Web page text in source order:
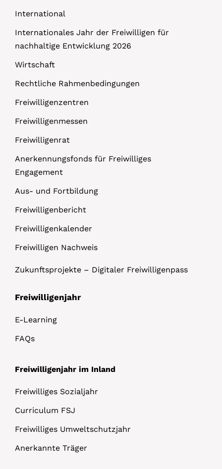
International
Internationales Jahr der Freiwilligen für
nachhaltige Entwicklung 2026
Wirtschaft
Rechtliche Rahmenbedingungen
Freiwilligenzentren
Freiwilligenmessen
Freiwilligenrat
Anerkennungsfonds für Freiwilliges
Engagement
Aus- und Fortbildung
Freiwilligenbericht
Freiwilligenkalender
Freiwilligen Nachweis
Zukunftsprojekte – Digitaler Freiwilligenpass
Freiwilligenjahr
E-Learning
FAQs
Freiwilligenjahr im Inland
Freiwilliges Sozialjahr
Curriculum FSJ
Freiwilliges Umweltschutzjahr
Anerkannte Träger